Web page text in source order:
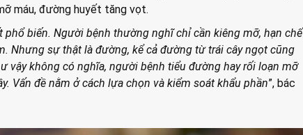
máu, đường huyết tăng vọt.
phổ biến. Người bệnh thường nghĩ chỉ cần kiêng mỡ, hạn chế
Nhưng sự thật là đường, kể cả đường từ trái cây ngọt cũng
vậy không có nghĩa, người bệnh tiểu đường hay rối loạn mỡ
Vấn đề nằm ở cách lựa chọn và kiểm soát khẩu phần”, bác